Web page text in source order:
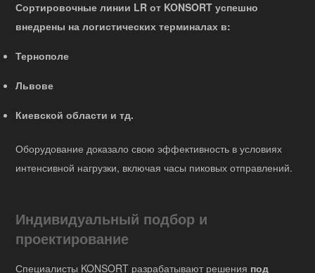
Сортировочные линии LR от KONSORT успешно
внедрены на логистических терминалах в:
Тернополе
Львове
Киевской области и тд.
Оборудование доказало свою эффективность в условиях
интенсивной нагрузки, включая часы пиковых отправлений.
Индивидуальный подбор и
проектирование
Специалисты KONSORT разрабатывают решения под